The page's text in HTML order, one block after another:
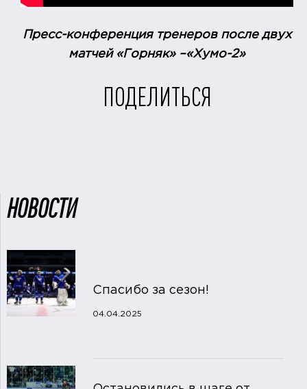
Пресс-конференция тренеров после двух
матчей «Горняк» –«Хумо-2»
ПОДЕЛИТЬСЯ
НОВОСТИ
Спасибо за сезон!
04.04.2025